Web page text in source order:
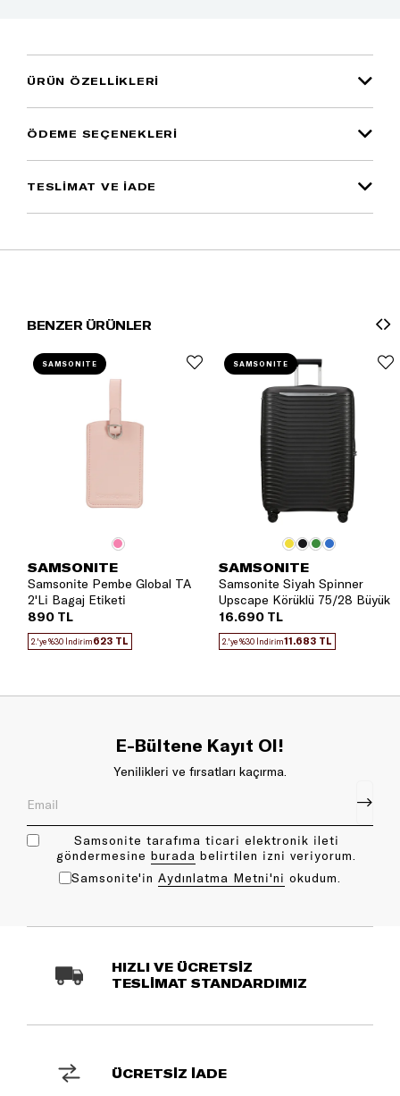
ÜRÜN ÖZELLIKLERI
ÖDEME SEÇENEKLERI
TESLİMAT VE İADE
BENZER ÜRÜNLER
SAMSONITE
Samsonite Pembe Global TA
2'Li Bagaj Etiketi
890 TL
2.'ye %30 İndirim623 TL
SAMSONITE
SAMSONITE
Samsonite Siyah Spinner
Upscape Körüklü 75/28 Büyük
Boy Valiz
16.690 TL
2.'ye %30 İndirim11.683 TL
SAMSONITE
E-Bültene Kayıt Ol!
Yenilikleri ve fırsatları kaçırma.
Samsonite tarafıma ticari elektronik ileti
göndermesine bu rada belirtilen izni veriyorum.
Samsonite'in Aydınlatma Metni'ni okudum.
HIZLI VE ÜCRETSİZ
TESLİMAT STANDARDIMIZ
ÜCRETSİZ İADE